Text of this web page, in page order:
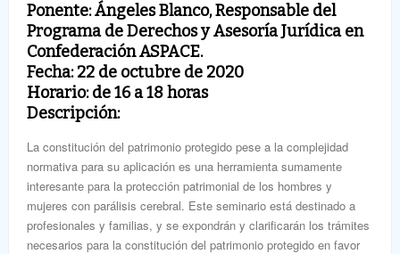
Ponente: Ángeles Blanco, Responsable del
Programa de Derechos y Asesoría Jurídica en
Confederación ASPACE.
Fecha: 22 de octubre de 2020
Horario: de 16 a 18 horas
Descripción:
La constitución del patrimonio protegido pese a la complejidad
normativa para su aplicación es una herramienta sumamente
interesante para la protección patrimonial de los hombres y
mujeres con parálisis cerebral. Este seminario está destinado a
profesionales y familias, y se expondrán y clarificarán los trámites
necesarios para la constitución del patrimonio protegido en favor